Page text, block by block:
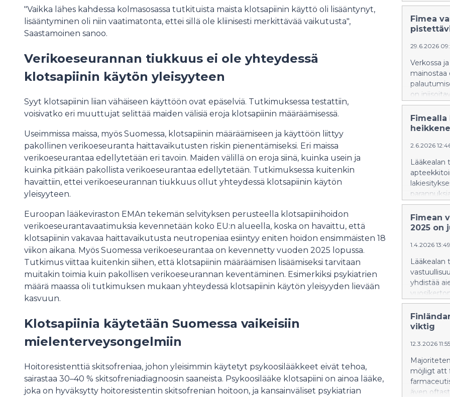
"Vaikka lähes kahdessa kolmasosassa tutkituista maista klotsapiinin käyttö oli lisääntynyt,
lisääntyminen oli niin vaatimatonta, ettei sillä ole kliinisesti merkittävää vaikutusta",
Saastamoinen sanoo.
Verikoeseurannan tiukkuus ei ole yhteydessä
klotsapiinin käytön yleisyyteen
Syyt klotsapiinin liian vähäiseen käyttöön ovat epäselviä. Tutkimuksessa testattiin,
voisivatko eri muuttujat selittää maiden välisiä eroja klotsapiinin määräämisessä.
Useimmissa maissa, myös Suomessa, klotsapiinin määräämiseen ja käyttöön liittyy
pakollinen verikoeseuranta haittavaikutusten riskin pienentämiseksi. Eri maissa
verikoeseurantaa edellytetään eri tavoin. Maiden välillä on eroja siinä, kuinka usein ja
kuinka pitkään pakollista verikoeseurantaa edellytetään. Tutkimuksessa kuitenkin
havaittiin, ettei verikoeseurannan tiukkuus ollut yhteydessä klotsapiinin käytön
yleisyyteen.
Euroopan lääkeviraston EMAn tekemän selvityksen perusteella klotsapiinihoidon
verikoeseurantavaatimuksia kevennetään koko EU:n alueella, koska on havaittu, että
klotsapiinin vakavaa haittavaikutusta neutropeniaa esiintyy eniten hoidon ensimmäisten 18
viikon aikana. Myös Suomessa verikoeseurantaa on kevennetty vuoden 2025 lopussa.
Tutkimus viittaa kuitenkin siihen, että klotsapiinin määräämisen lisäämiseksi tarvitaan
muitakin toimia kuin pakollisen verikoeseurannan keventäminen. Esimerkiksi psykiatrien
määrä maassa oli tutkimuksen mukaan yhteydessä klotsapiinin käytön yleisyyden lievään
kasvuun.
Klotsapiinia käytetään Suomessa vaikeisiin
mielenterveysongelmiin
Hoitoresistenttiä skitsofreniaa, johon yleisimmin käytetyt psykoosilääkkeet eivät tehoa,
sairastaa 30–40 % skitsofreniadiagnoosin saaneista. Psykoosilääke klotsapiini on ainoa lääke,
joka on hyväksytty hoitoresistentin skitsofrenian hoitoon, ja kansainväliset psykiatrian
huden. Låt
Produkter
läkemedel
som säljs
endast
post från
Fimea
29.6.2026
Verkossa
mainostaa
on
käytä
läpi, se voi
silloin, kun
Lääkkeet
liittyy
proteiinien
kuten
hoitoon
lääkärin
2.6.2026
Lääkealan
Fimean
2025 on
1.4.2026
Lääkealan
yhdistää
viktig
12.3.2026
möjligt att
även